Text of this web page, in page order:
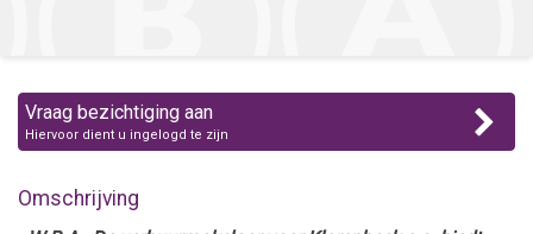
Vraag bezichtiging aan
Hiervoor dient u ingelogd te zijn
Omschrijving